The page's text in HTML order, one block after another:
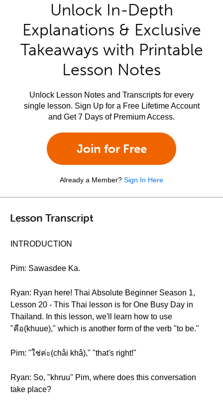
Unlock In-Depth
Explanations & Exclusive
Takeaways with Printable
Lesson Notes
Unlock Lesson Notes and Transcripts for every
single lesson. Sign Up for a Free Lifetime Account
and Get 7 Days of Premium Access.
Join for Free
Already a Member? Sign In Here
Lesson Transcript
INTRODUCTION
Pim: Sawasdee Ka.
Ryan: Ryan here! Thai Absolute Beginner Season 1,
Lesson 20 - This Thai lesson is for One Busy Day in
Thailand. In this lesson, we'll learn how to use
"คือ(khuue)," which is another form of the verb "to be."
Pim: "ใช่ค่ะ(châi khâ)," "that's right!"
Ryan: So, "khruu" Pim, where does this conversation
take place?